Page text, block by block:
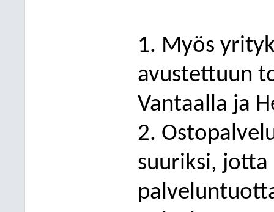
1. Myös
avustettuun
Vantaalla ja
2. Ostopalvel
suuriksi,